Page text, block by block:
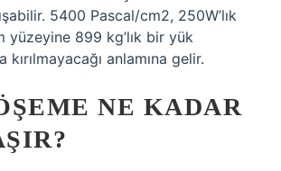
5400 Pascal/cm2, 250W’lık
yüzeyine 899 kg’lık bir yük
kırılmayacağı anlamına gelir.
NE KADAR